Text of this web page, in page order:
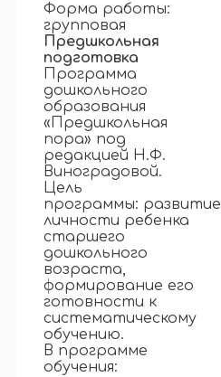
Форма работы:
групповая
Предшкольная
подготовка
Программа
дошкольного
образования
«Предшкольная
пора» под
редакцией Н.Ф.
Виноградовой.
Цель
программы: развитие
личности ребенка
старшего
дошкольного
возраста,
формирование его
готовности к
систематическому
обучению.
В программе
обучения: